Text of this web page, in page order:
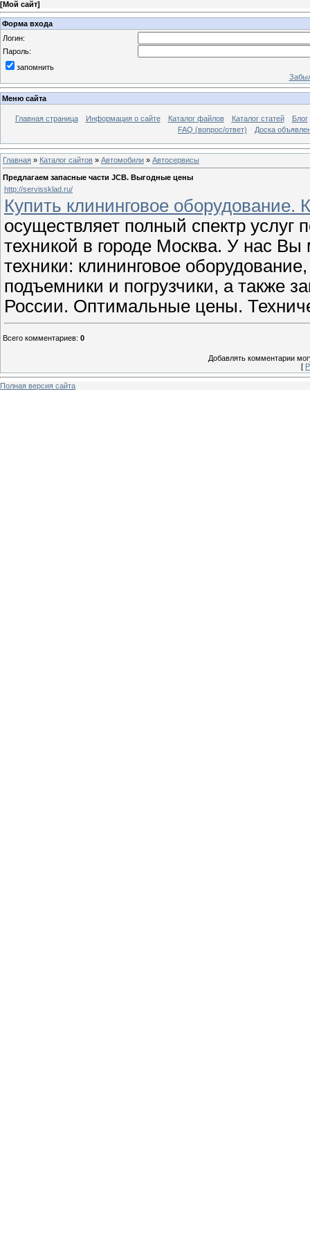
[Мой сайт]
Форма входа
Логин:
Пароль:
запомнить
Меню сайта
Главная страница Информация о сайте Каталог файлов Каталог статей
Блог
FAQ (вопрос/ответ)
Доска
Главная » Каталог сайтов » Автомобили » Автосервисы
Предлагаем запасные части JCB. Выгодные цены
http://servissklad.ru/
Купить клининговое оборудование.
осуществляет полный спектр услуг
техникой в городе Москва. У нас
техники: клининговое
подъемники и погрузчики, а также
России. Оптимальные цены.
Всего комментариев: 0
Добавлять комментарии
[
Полная версия сайта